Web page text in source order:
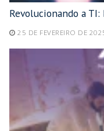
Revolucionando a
25 DE FEVEREIRO DE